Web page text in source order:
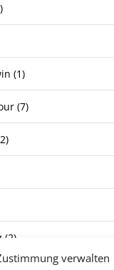
verwalten
(1)
(7)
(2)